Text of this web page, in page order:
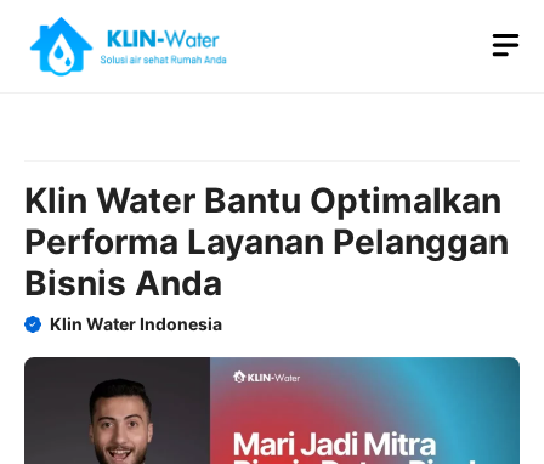
content
Klin Water Bantu Optimalkan
Performa Layanan Pelanggan
Bisnis Anda
Klin Water Indonesia